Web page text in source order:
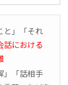
と」「それ
話における
」「話相手